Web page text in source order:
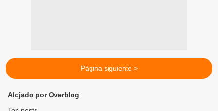
Página siguiente >
Alojado por Overblog